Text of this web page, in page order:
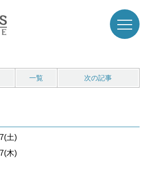
一覧 次の記事
土)
木)